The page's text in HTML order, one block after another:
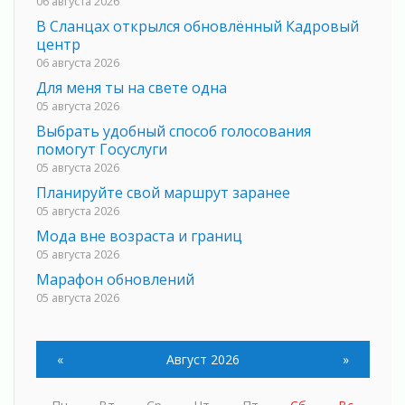
В Сланцах открылся обновлённый Кадровый
центр
06 августа 2026
Для меня ты на свете одна
05 августа 2026
Выбрать удобный способ голосования
помогут Госуслуги
05 августа 2026
Планируйте свой маршрут заранее
05 августа 2026
Мода вне возраста и границ
05 августа 2026
Марафон обновлений
05 августа 2026
05 августа 2026
С заботой о здоровье
« Август 2026 »